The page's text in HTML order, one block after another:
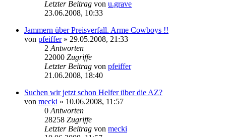
Letzter Beitrag von u.grave
23.06.2008, 10:33
Jammern über Preisverfall. Arme Cowboys !!
von pfeiffer» 29.05.2008, 21:33
2 Antworten
22000 Zugriffe
Letzter Beitrag von pfeiffer
21.06.2008, 18:40
Suchen wir jetzt schon Helfer über die AZ?
von mecki » 10.06.2008, 11:57
0 Antworten
28258 Zugriffe
Letzter Beitrag von mecki